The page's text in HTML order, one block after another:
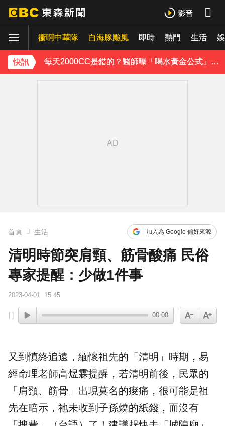
衝啊中華隊 白海豚颱風 即時 熱門 生活
快訊
獨家／台中大馬路分隔島 驚見3隻黃牛悠哉吃草
每天2000CC是錯的？醫師曝「喝水黃金公式」猛灌恐水中毒
下載東森App，隨時掌握天下大小事！
賴總統參與漢光「萬鈞計畫」！ 搭「雲豹」前進衡指所
首頁 生活 加入為 Google 偏好來源
清明時節突肩頸、筋骨酸痛 民俗
專家提醒：少做1件事
2023-04-01 15:45
00:00
又到慎終追遠，緬懷祖先的「清明」時期， 易
經命理老師高煜霖提醒，若清明前後，民眾的
「肩頸、筋骨」出現莫名的痠痛，很可能是祖
先在暗示，祂未收到子孫燒的紙錢，而沒有